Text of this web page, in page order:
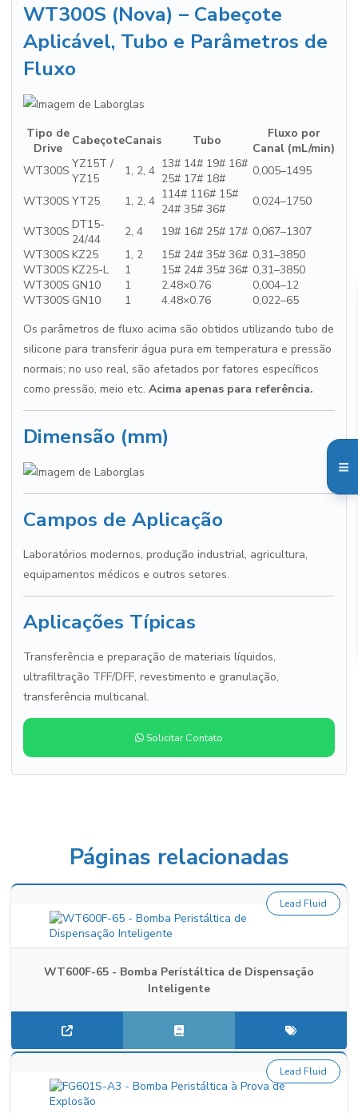
WT300S (Nova) – Cabeçote
Aplicável, Tubo e Parâmetros de
Fluxo
Tipo de
Drive
CabeçoteCanais Tubo
Fluxo por
Canal (mL/min)
WT300S YZ15T /
YZ15
1, 2, 4 13# 14# 19# 16#
25# 17# 18#
0,005–1495
WT300S YT25 1, 2, 4 114# 116# 15#
24# 35# 36#
0,024–1750
WT300S DT15-
24/44
2, 4 19# 16# 25# 17# 0,067–1307
WT300S KZ25 1, 2 15# 24# 35# 36# 0,31–3850
WT300S KZ25-L 1 15# 24# 35# 36# 0,31–3850
WT300S GN10 1 2.48×0.76
0,004–12
WT300S GN10 1 4.48×0.76
0,022–65
Os parâmetros de fluxo acima são obtidos utilizando tubo de
silicone para transferir água pura em temperatura e pressão
normais; no uso real, são afetados por fatores específicos
como pressão, meio etc. Acima apenas para referência.
Dimensão (mm)
Campos de Aplicação
Laboratórios modernos, produção industrial, agricultura,
equipamentos médicos e outros setores.
Aplicações Típicas
Transferência e preparação de materiais líquidos,
ultrafiltração TFF/DFF, revestimento e granulação,
transferência multicanal.
Solicitar Contato
Páginas relacionadas
WT600F-65 - Bomba Peristáltica de Dispensação
Inteligente
Lead Fluid
Lead Fluid